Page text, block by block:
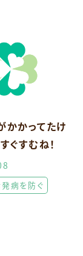
かかってたけ
ぐすむね！
病を防ぐ